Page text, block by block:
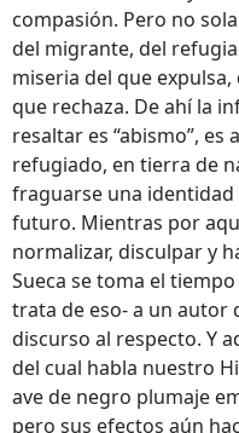
compasión. Pero no
del migrante, del
miseria del que
que rechaza. De ahí la
resaltar es “abismo”,
refugiado, en tierra de
fraguarse una identidad
futuro. Mientras por
normalizar, disculpar y
Sueca se toma el
trata de eso- a un autor
discurso al respecto. Y
del cual habla nuestro
ave de negro plumaje
pero sus efectos aún